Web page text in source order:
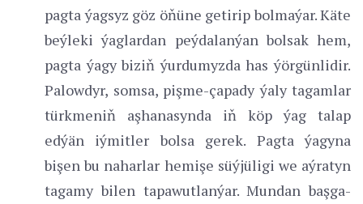
pagta ýagsyz göz öňüne getirip bolmaýar. Käte
beýleki ýaglardan peýdalanýan bolsak hem,
pagta ýagy biziň ýurdumyzda has ýörgünlidir.
Palowdyr, somsa, pişme-çapady ýaly tagamlar
türkmeniň aşhanasynda iň köp ýag talap
edýän iýmitler bolsa gerek. Pagta ýagyna
bişen bu naharlar hemişe süýjüligi we aýratyn
tagamy bilen tapawutlanýar. Mundan başga-